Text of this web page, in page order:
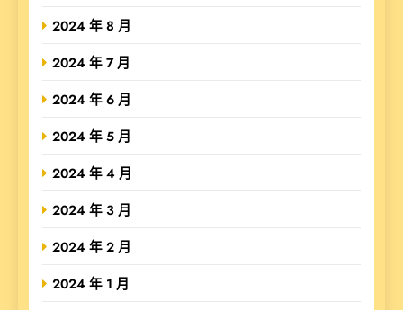
2024 年 8 月
2024 年 7 月
2024 年 6 月
2024 年 5 月
2024 年 4 月
2024 年 3 月
2024 年 2 月
2024 年 1 月